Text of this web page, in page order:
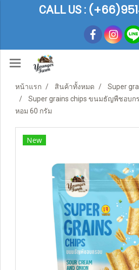
CALL US :
หน้าแรก สินค้าทั้งหมด
Super
Super grains chips ขนมธัญพืชอบ
หอม 60 กรัม
New